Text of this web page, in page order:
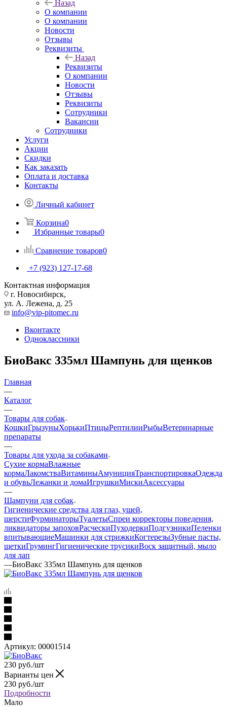
Назад
О компании
О компании
Новости
Отзывы
Реквизиты
Назад
Реквизиты
О компании
Новости
Отзывы
Реквизиты
Сотрудники
Вакансии
Сотрудники
Услуги
Акции
Скидки
Как заказать
Оплата и доставка
Контакты
Личный кабинет
Корзина0
Избранные товары0
Сравнение товаров0
+7 (923) 127-17-68
Контактная информация
г. Новосибирск,
ул. А. Лежена, д. 25
info@vip-pitomec.ru
Вконтакте
Одноклассники
БиоВакс 335мл Шампунь для щенков
Главная
—
Каталог
—
Товары для собак
КошкиГрызуныХорькиПтицыРептилииРыбыВетеринарные
препараты
—
Товары для ухода за собаками
Сухие кормаВлажные
кормаЛакомстваВитаминыАмуницияТранспортировкаОдежда
и обувьЛежанки и домаИгрушкиМискиАксессуары
—
Шампуни для собак
Гигиенические средства для глаз, ушей,
шерстиФурминаторыТуалетыСпреи корректоры поведения,
ликвидаторы запоховРасческиПуходеркиПодгузникиПеленки
впитывающиеМашинки для стрижкиКогтерезыЗубные пасты,
щеткиГрумингГигиенические трусикиВоск защитный, мыло
для лап
—БиоВакс 335мл Шампунь для щенков
Артикул: 00001514
230 руб./шт
Варианты цен
230 руб./шт
Подробности
Мало